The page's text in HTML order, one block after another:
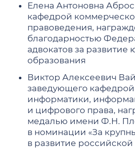
Елена Антоновна
кафедрой
правоведения,
благодарностью
адвокатов за развитие
образования
Виктор Алексеевич
заведующего
информатики,
и цифрового права,
медалью имени Ф.Н.
в номинации «За
в развитие российской